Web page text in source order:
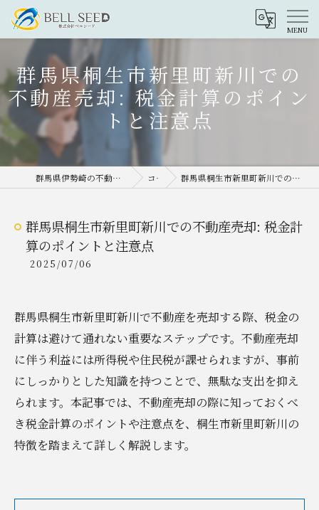
群馬県桐生市新里町新川での
不動産売却: 税金計算のポイン
トと注意点
群馬県伊勢崎の不動産売却なら株式会社ベルシード コラム 群馬県桐生市新里町新川での不動産売却: 税金計算のポイントと注意点
群馬県桐生市新里町新川での不動産売却: 税金計
算のポイントと注意点
2025/07/06
群馬県桐生市新里町新川で不動産を売却する際、税金の
計算は避けて通れない重要なステップです。不動産売却
に伴う利益には所得税や住民税が課せられますが、事前
にしっかりとした知識を持つことで、無駄な支出を抑え
られます。本記事では、不動産売却の際に知っておくべ
き税金計算のポイントや注意点を、桐生市新里町新川の
特徴を踏まえて詳しく解説します。